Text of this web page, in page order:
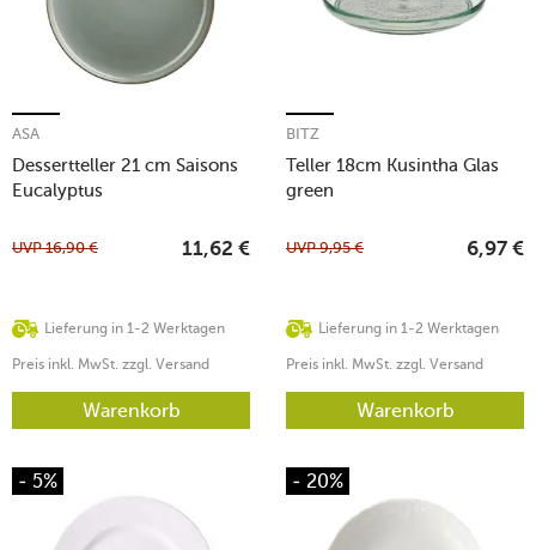
Dessertteller 21 cm Saisons
Eucalyptus
ASA
Lieferung in 1-2 Werktagen
UVP16,90 € 11,62 €
Preis inkl. MwSt. zzgl. Versand
Warenkorb
Teller 18cm Kusintha Glas
green
BITZ
Lieferung in 1-2 Werktagen
UVP9,95 € 6,97 €
Preis inkl. MwSt. zzgl. Versand
Warenkorb
- 5% - 20%